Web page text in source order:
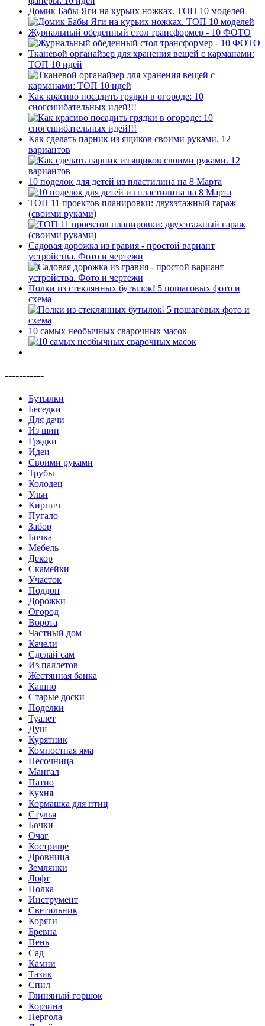
Домик Бабы Яги на курьих ножках. ТОП 10 моделей
Журнальный обеденный стол трансформер - 10 ФОТО
Тканевой органайзер для хранения вещей с карманами:
ТОП 10 идей
Как красиво посадить грядки в огороде: 10
сногсшибательных идей!!!
Как сделать парник из ящиков своими руками. 12
вариантов
10 поделок для детей из пластилина на 8 Марта
ТОП 11 проектов планировки: двухэтажный гараж
(своими руками)
Садовая дорожка из гравия - простой вариант
устройства. Фото и чертежи
Полки из стеклянных бутылок❕ 5 пошаговых фото и
схема
10 самых необычных сварочных масок
-----------
Бутылки
Беседки
Для дачи
Из шин
Грядки
Идеи
Своими руками
Трубы
Колодец
Ульи
Кирпич
Пугало
Забор
Бочка
Мебель
Декор
Скамейки
Участок
Поддон
Дорожки
Огород
Ворота
Частный дом
Качели
Сделай сам
Из паллетов
Жестянная банка
Кашпо
Старые доски
Поделки
Туалет
Душ
Курятник
Компостная яма
Песочница
Мангал
Патио
Кухня
Кормашка для птиц
Стулья
Бочки
Очаг
Кострище
Дровница
Землянки
Лофт
Полка
Инструмент
Светильник
Коряги
Бревна
Пень
Сад
Камни
Тазик
Спил
Глиняный горшок
Корзина
Пергола